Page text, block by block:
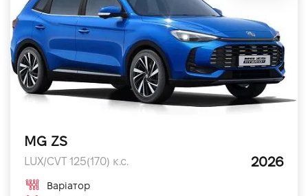
MG ZS
LUX/CVT 125(170) к.с. 2026
Варіатор